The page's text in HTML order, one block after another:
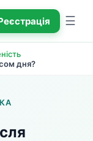
☰
дня?